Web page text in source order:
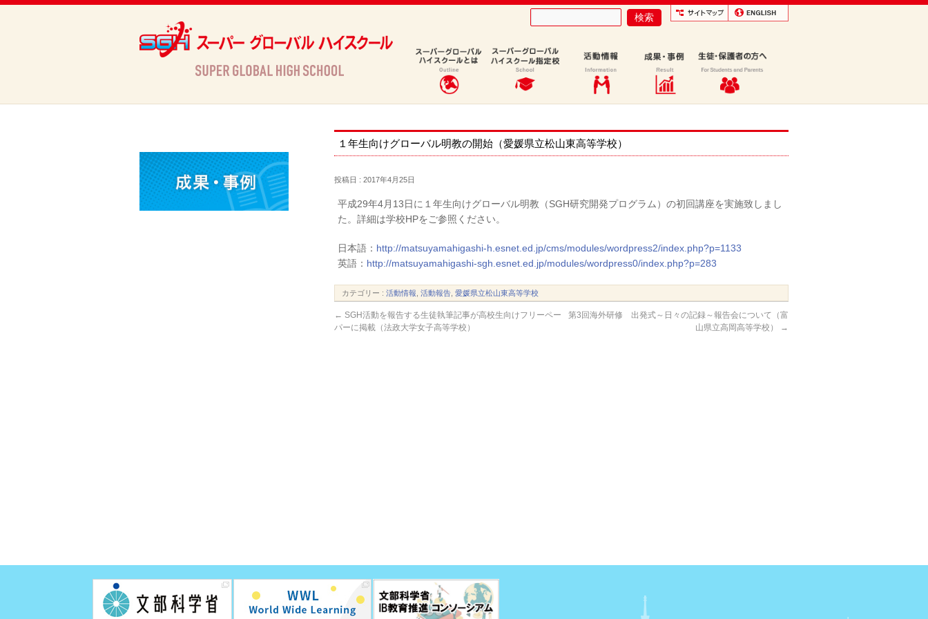
１年生向けグローバル明教の開始（愛媛県立松山東高等学校）
１年生向けグローバル明教の開始（愛媛県立松山東高等学校）
投稿日 : 2017年4月25日
平成29年4月13日に１年生向けグローバル明教（SGH研究開発プログラム）の初回講座を実施致しまし
た。詳細は学校HPをご参照ください。
日本語： http://matsuyamahigashi-h.esnet.ed.jp/cms/modules/wordpress2/index.php?p=1133
英語： http://matsuyamahigashi-sgh.esnet.ed.jp/modules/wordpress0/index.php?p=283
カテゴリー : 活動情報 活動報告, 愛媛県立松山東高等学校
← SGH活動を報告する生徒執筆記事が高校生向けフリーペー
パーに掲載（法政大学女子高等学校）
第3回海外研修 出発式～日々の記録～報告会について（富
山県立高岡高等学校）
→